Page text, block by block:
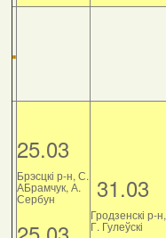
25.03
Брэсцкі р-н, С.
АБрамчук, А.
Сербун 31.03
Гродзенскі р-н,
Г. Гулеўскі